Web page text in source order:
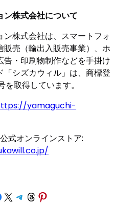
ン株式会社について
ン株式会社は、スマートフォ
販売（輸出入販売事業）、ホ
告・印刷物制作などを手掛け
「シズカウィル」は、商標登
取得しています。
yamaguchi-
式オンラインストア:
on Facebook
Share on X Share on Telegram
Share on Threads
Share on Pinterest